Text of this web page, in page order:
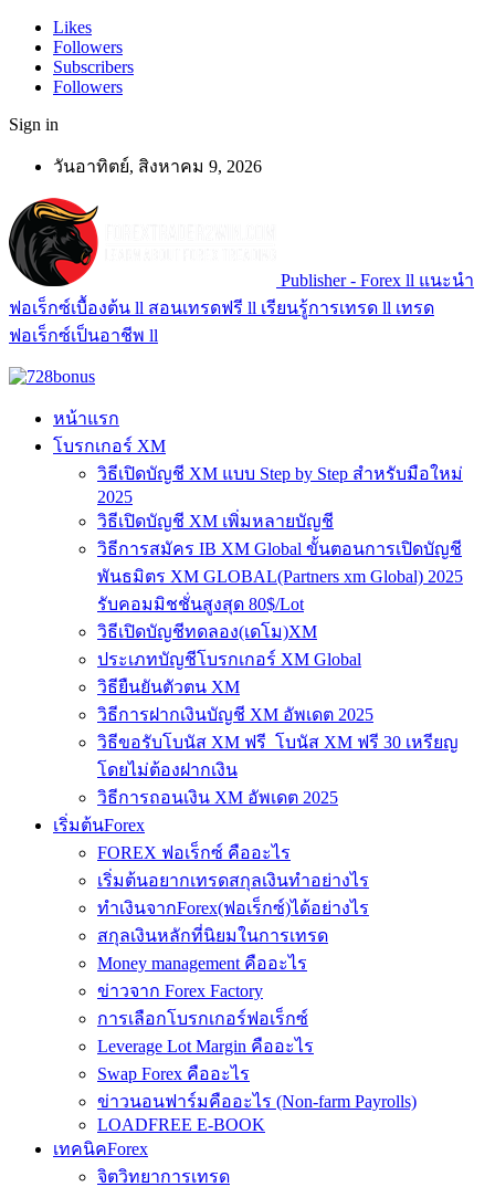
Likes
Followers
Subscribers
Followers
Sign in
วันอาทิตย์, สิงหาคม 9, 2026
Publisher - Forex ll แนะนำ
ฟอเร็กซ์เบื้องต้น ll สอนเทรดฟรี ll เรียนรู้การเทรด ll เทรด
ฟอเร็กซ์เป็นอาชีพ ll
หน้าแรก
โบรกเกอร์ XM
วิธีเปิดบัญชี XM แบบ Step by Step สำหรับมือใหม่
2025
วิธีเปิดบัญชี XM เพิ่มหลายบัญชี
วิธีการสมัคร IB XM Global ขั้นตอนการเปิดบัญชี
พันธมิตร XM GLOBAL(Partners xm Global) 2025
รับคอมมิชชั่นสูงสุด 80$/Lot
วิธีเปิดบัญชีทดลอง(เดโม)XM
ประเภทบัญชีโบรกเกอร์ XM Global
วิธียืนยันตัวตน XM
วิธีการฝากเงินบัญชี XM อัพเดต 2025
วิธีขอรับโบนัส XM ฟรี โบนัส XM ฟรี 30 เหรียญ
โดยไม่ต้องฝากเงิน
วิธีการถอนเงิน XM อัพเดต 2025
เริ่มต้นForex
FOREX ฟอเร็กซ์ คืออะไร
เริ่มต้นอยากเทรดสกุลเงินทำอย่างไร
ทำเงินจากForex(ฟอเร็กซ์)ได้อย่างไร
สกุลเงินหลักที่นิยมในการเทรด
Money management คืออะไร
ข่าวจาก Forex Factory
การเลือกโบรกเกอร์ฟอเร็กซ์
Leverage Lot Margin คืออะไร
Swap Forex คืออะไร
ข่าวนอนฟาร์มคืออะไร (Non-farm Payrolls)
LOADFREE E-BOOK
เทคนิคForex
จิตวิทยาการเทรด